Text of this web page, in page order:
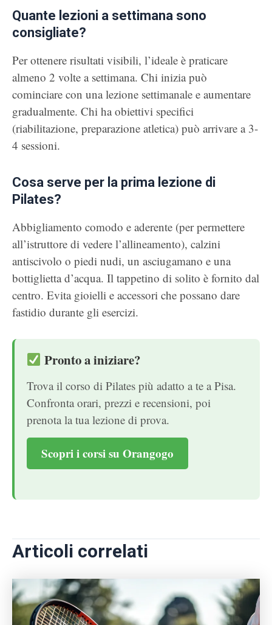
Quante lezioni a settimana sono
consigliate?
Per ottenere risultati visibili, l’ideale è praticare
almeno 2 volte a settimana. Chi inizia può
cominciare con una lezione settimanale e aumentare
gradualmente. Chi ha obiettivi specifici
(riabilitazione, preparazione atletica) può arrivare a 3-
4 sessioni.
Cosa serve per la prima lezione di
Pilates?
Abbigliamento comodo e aderente (per permettere
all’istruttore di vedere l’allineamento), calzini
antiscivolo o piedi nudi, un asciugamano e una
bottiglietta d’acqua. Il tappetino di solito è fornito dal
centro. Evita gioielli e accessori che possano dare
fastidio durante gli esercizi.
Pronto a iniziare?
Trova il corso di Pilates più adatto a te a Pisa.
Confronta orari, prezzi e recensioni, poi
prenota la tua lezione di prova.
Scopri i corsi su Orangogo
Articoli correlati